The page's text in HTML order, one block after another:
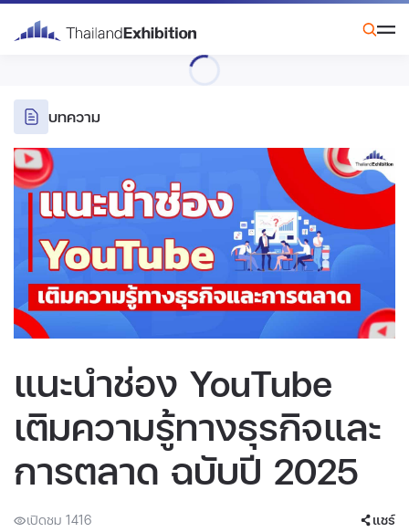
บทความ
แนะนำช่อง YouTube
เติมความรู้ทางธุรกิจและ
การตลาด ฉบับปี 2025
เปิดชม 1416 แชร์